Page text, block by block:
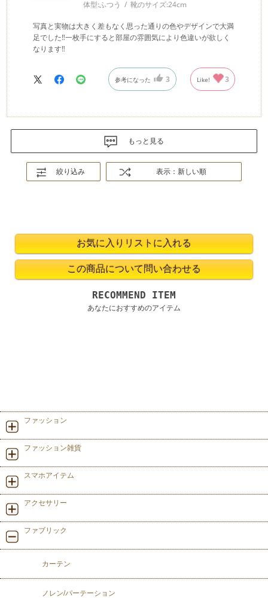
体型:ふつう 靴のサイズ:24cm
写真と実物は大きく差もなく思った通りの色やデザインで大満
足でした‼︎一枚手にすると部屋の雰囲気により色違いが欲しく
なります‼︎
参考になった 3 Like! 3
もっと見る
絞り込み 表示：新しい順
RECOMMEND ITEM
あなたにおすすめのアイテム
ファッション
ファッション雑貨
スマホアイテム
アクセサリー
ファブリック
カーテン
ノレン/パーテーション